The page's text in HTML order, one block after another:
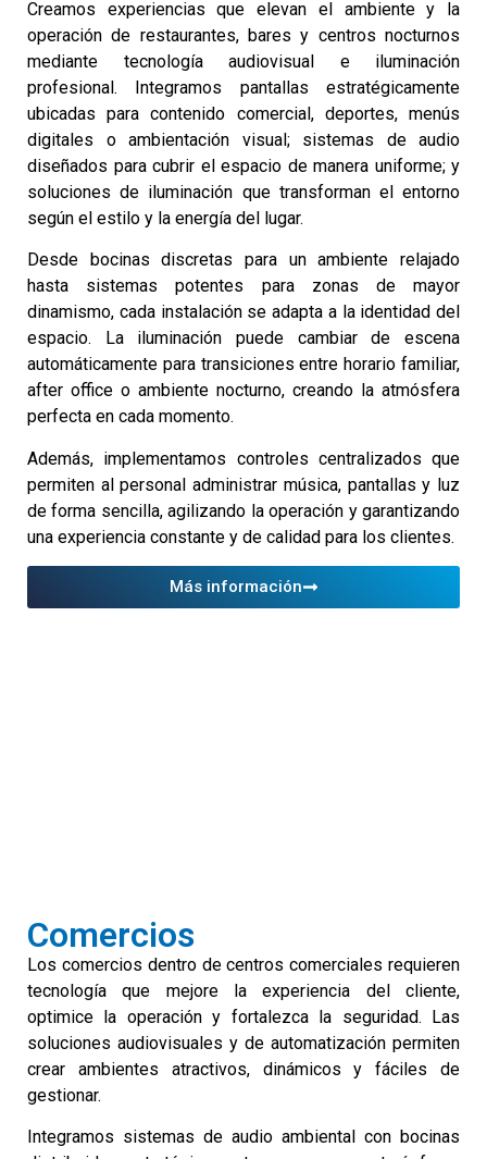
Creamos experiencias que elevan el ambiente y la
operación de restaurantes, bares y centros nocturnos
mediante tecnología audiovisual e iluminación
profesional. Integramos pantallas estratégicamente
ubicadas para contenido comercial, deportes, menús
digitales o ambientación visual; sistemas de audio
diseñados para cubrir el espacio de manera uniforme; y
soluciones de iluminación que transforman el entorno
según el estilo y la energía del lugar.
Desde bocinas discretas para un ambiente relajado
hasta sistemas potentes para zonas de mayor
dinamismo, cada instalación se adapta a la identidad del
espacio. La iluminación puede cambiar de escena
automáticamente para transiciones entre horario familiar,
after office o ambiente nocturno, creando la atmósfera
perfecta en cada momento.
Además, implementamos controles centralizados que
permiten al personal administrar música, pantallas y luz
de forma sencilla, agilizando la operación y garantizando
una experiencia constante y de calidad para los clientes.
Más información
Comercios
Los comercios dentro de centros comerciales requieren
tecnología que mejore la experiencia del cliente,
optimice la operación y fortalezca la seguridad. Las
soluciones audiovisuales y de automatización permiten
crear ambientes atractivos, dinámicos y fáciles de
gestionar.
Integramos sistemas de audio ambiental con bocinas